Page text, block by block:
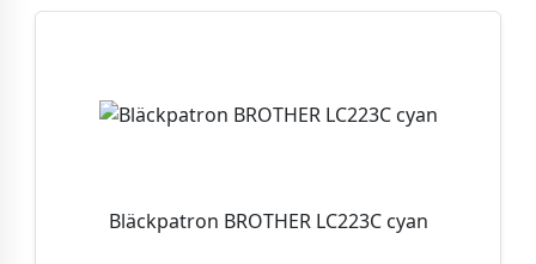
Bläckpatron BROTHER LC223C cyan